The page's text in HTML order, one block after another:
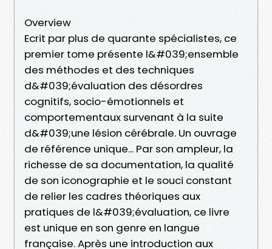
Overview
Ecrit par plus de quarante spécialistes, ce
premier tome présente l&#039;ensemble
des méthodes et des techniques
d&#039;évaluation des désordres
cognitifs, socio-émotionnels et
comportementaux survenant à la suite
d&#039;une lésion cérébrale. Un ouvrage
de référence unique... Par son ampleur, la
richesse de sa documentation, la qualité
de son iconographie et le souci constant
de relier les cadres théoriques aux
pratiques de l&#039;évaluation, ce livre
est unique en son genre en langue
française. Après une introduction aux